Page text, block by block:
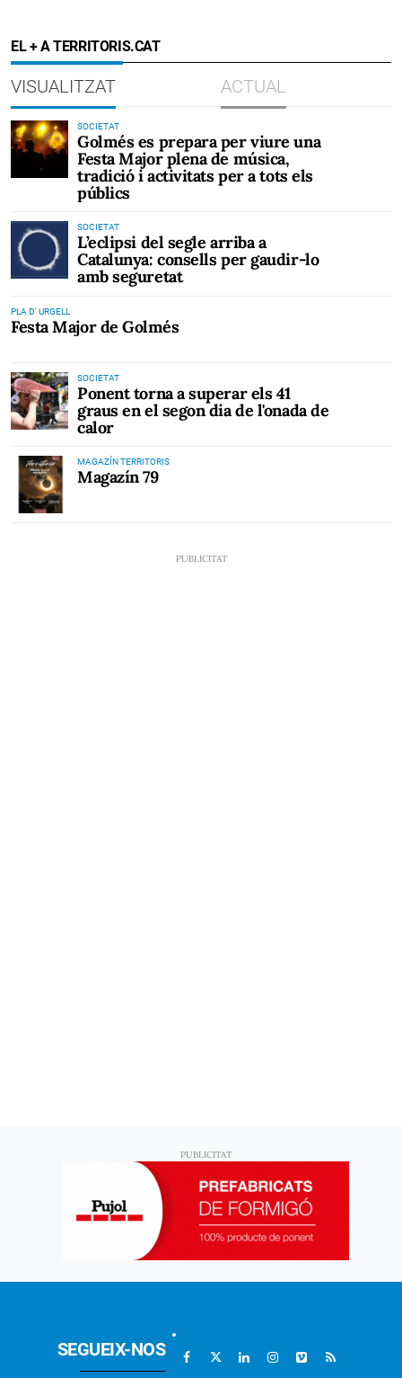
EL + A TERRITORIS.CAT
VISUALITZAT ACTUAL
SOCIETAT
Golmés es prepara per viure una
Festa Major plena de música,
tradició i activitats per a tots els
públics
SOCIETAT
L’eclipsi del segle arriba a
Catalunya: consells per gaudir-lo
amb seguretat
PLA D' URGELL
Festa Major de Golmés
SOCIETAT
Ponent torna a superar els 41
graus en el segon dia de l'onada de
calor
MAGAZÍN TERRITORIS
Magazín 79
SEGUEIX-NOS